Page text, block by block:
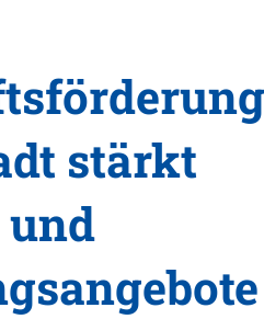
stärkt